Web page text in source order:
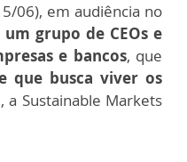
06), em audiência no
grupo de CEOs e
e bancos, que
que busca viver os
, a Sustainable Markets